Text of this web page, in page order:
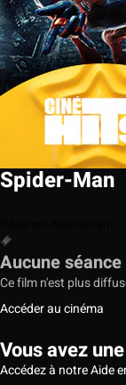
Spider-Man
Aucune séance
Ce film n'est plus
Accéder au cinéma
Vous avez
Accédez à notre Aide